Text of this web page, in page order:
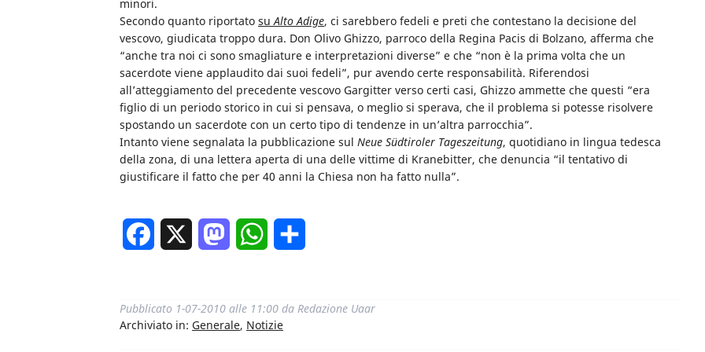
minori.
Secondo quanto riportato su Alto Adige, ci sarebbero fedeli e preti che contestano la decisione del
vescovo, giudicata troppo dura. Don Olivo Ghizzo, parroco della Regina Pacis di Bolzano, afferma che
“anche tra noi ci sono smagliature e interpretazioni diverse” e che “non è la prima volta che un
sacerdote viene applaudito dai suoi fedeli”, pur avendo certe responsabilità. Riferendosi
all’atteggiamento del precedente vescovo Gargitter verso certi casi, Ghizzo ammette che questi “era
figlio di un periodo storico in cui si pensava, o meglio si sperava, che il problema si potesse risolvere
spostando un sacerdote con un certo tipo di tendenze in un’altra parrocchia”.
Intanto viene segnalata la pubblicazione sul Neue Südtiroler Tageszeitung, quotidiano in lingua tedesca
della zona, di una lettera aperta di una delle vittime di Kranebitter, che denuncia “il tentativo di
giustificare il fatto che per 40 anni la Chiesa non ha fatto nulla”.
Facebook MastodonWhatsApp
Pubblicato 1-07-2010 alle 11:00 da Redazione Uaar
Archiviato in: Generale, Notizie